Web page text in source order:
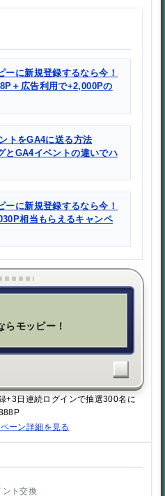
ーに新規登録するなら今！
＋広告利用で+2,000Pの
トをGA4に送る方法
とGA4イベントの違いでハ
ーに新規登録するなら今！
相当もらえるキャンペ
らモッピー！
+3日連続ログインで抽選300名に
ーン詳細を見る
ント交換